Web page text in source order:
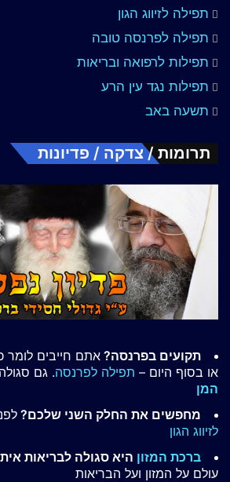
תפילה לזיווג הגון
תפילה לפרנסה טובה
תפילות לרפואה ובריאות
תפילות נגד עין הרע
תשעה באב
תרומות / צדקה / פדיונות
תקועים בפרנסה? אתם חייבים לומר
או בסוף היום – תפילה לפרנסה. גם
המן
מחפשים את החלק השני שלכם?
לזיווג הגון
ברכת המזון היא סגולה לבריאות
עולם על המזון ועל הבריאות